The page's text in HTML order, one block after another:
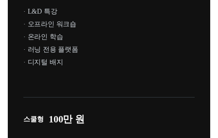
· L&D 특강
· 오프라인 워크숍
· 온라인 학습
· 러닝 전용 플랫폼
· 디지털 배지
스쿨형 100만 원